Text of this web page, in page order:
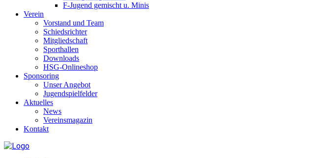
F-Jugend gemischt u. Minis
Verein
Vorstand und Team
Schiedsrichter
Mitgliedschaft
Sporthallen
Downloads
HSG-Onlineshop
Sponsoring
Unser Angebot
Jugendspielfelder
Aktuelles
News
Vereinsmagazin
Kontakt